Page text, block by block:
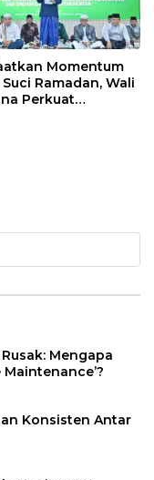
Momentum
Ramadan, Wali
Perkuat
Mengapa
Konsisten Antar